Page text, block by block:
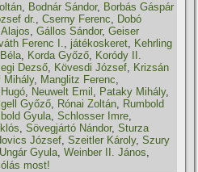
, Bodnár Sándor, Borbás Gáspár
dr.,Cserny Ferenc, Dobó
,Gállos Sándor,Geiser
Ferenc I.,játékoskeret, Kehrling
, Korda Győző, Koródy II.
Dezső, Kövesdi József, Krizsán
Mihály, Manglitz Ferenc,
, Neuwelt Emil , Pataky Mihály,
Győző, Rónai Zoltán, Rumbold
Gyula,Schlosser Imre,
,Sövegjártó Nándor,Sturza
József,Szeitler Károly,Szury
Ungár Gyula,Weinber II. János,
most!